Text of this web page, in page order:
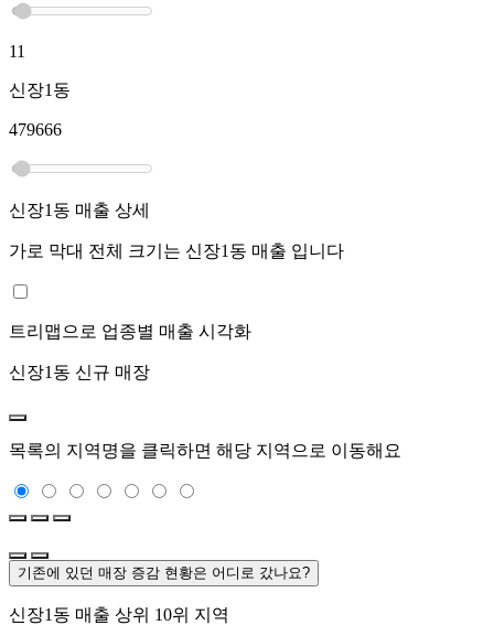
11
신장1동
479666
신장1동 매출 상세
가로 막대 전체 크기는 신장1동 매출 입니다
트리맵으로 업종별 매출 시각화
신장1동 신규 매장
목록의 지역명을 클릭하면 해당 지역으로 이동해요
기존에 있던 매장 증감 현황은 어디로 갔나요?
신장1동 매출 상위 10위 지역